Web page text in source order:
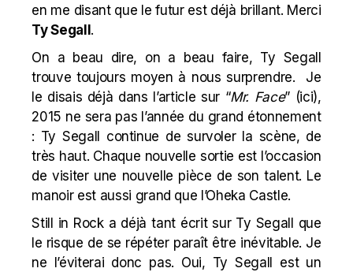
en me disant que le futur est déjà brillant. Merci
Ty Segall .
On a beau dire, on a beau faire, Ty Segall
trouve toujours moyen à nous surprendre. Je
le disais déjà dans l’article sur “Mr. Face” (ici),
2015 ne sera pas l’année du grand étonnement
: Ty Segall continue de survoler la scène, de
très haut. Chaque nouvelle sortie est l’occasion
de visiter une nouvelle pièce de son talent. Le
manoir est aussi grand que l’Oheka Castle.
Still in Rock a déjà tant écrit sur Ty Segall que
le risque de se répéter paraît être inévitable. Je
ne l’éviterai donc pas. Oui, Ty Segall est un